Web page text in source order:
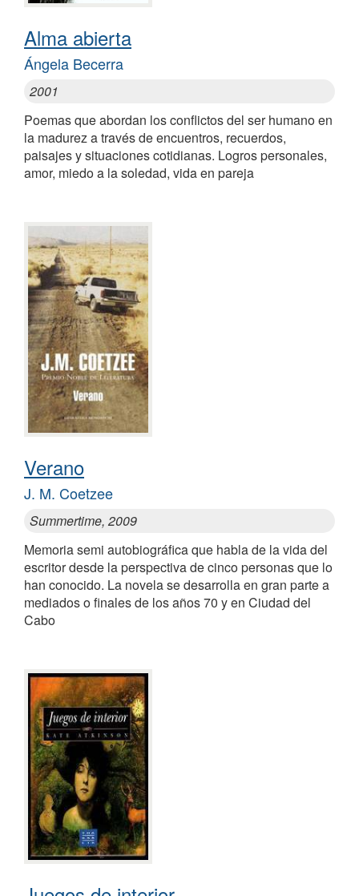
Alma abierta
Ángela Becerra
2001
Poemas que abordan los conflictos del ser humano en
la madurez a través de encuentros, recuerdos,
paisajes y situaciones cotidianas. Logros personales,
amor, miedo a la soledad, vida en pareja
Verano
J. M. Coetzee
Summertime, 2009
Memoria semi autobiográfica que habla de la vida del
escritor desde la perspectiva de cinco personas que lo
han conocido. La novela se desarrolla en gran parte a
mediados o finales de los años 70 y en Ciudad del
Cabo